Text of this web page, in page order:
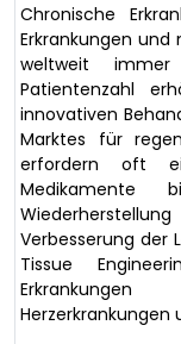
Chronische
Erkrankungen
weltweit
Patientenzahl
innovativen
Marktes für
erfordern oft
Medikamente
Verbesserung der
Tissue
Erkrankungen
Herzerkrankungen